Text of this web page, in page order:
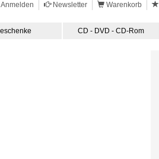
Anmelden Newsletter Warenkorb
CD - DVD - CD-Rom